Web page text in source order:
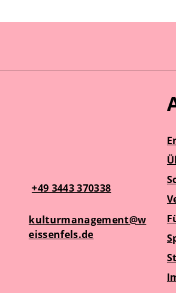
+49 3443 370338
kulturmanagement@w
eissenfels.de